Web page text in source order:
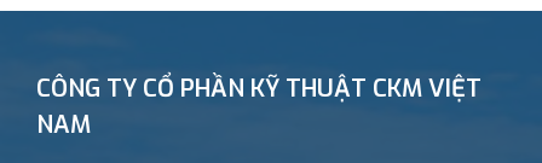
CÔNG TY CỔ PHẦN KỸ THUẬT CKM VIỆT
NAM